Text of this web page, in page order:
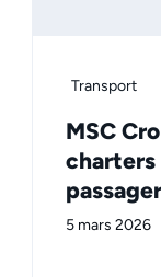
Transport
MSC
charters
5 mars 2026